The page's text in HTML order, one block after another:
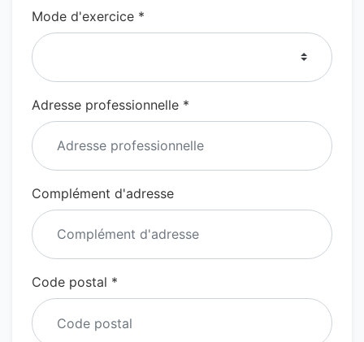
Mode d'exercice *
Adresse professionnelle *
Complément d'adresse
Code postal *